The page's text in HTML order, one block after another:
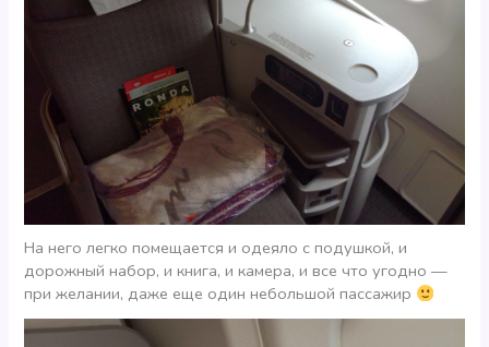
На него легко помещается и одеяло с подушкой, и
дорожный набор, и книга, и камера, и все что угодно —
при желании, даже еще один небольшой пассажир